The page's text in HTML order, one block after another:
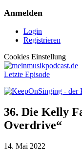
Anmelden
Login
Registrieren
Cookies Einstellung
Letzte Episode
36. Die Kelly
Overdrive“
14. Mai 2022